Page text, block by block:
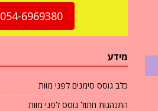
054-6969380
מידע
כלב גוסס סימנים לפני מוות
התנהגות חתול גוסס לפני מוות